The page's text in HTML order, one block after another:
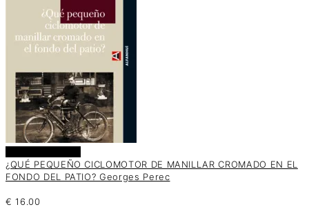
¿QUÉ PEQUEÑO CICLOMOTOR DE MANILLAR CROMADO EN EL
FONDO DEL PATIO? Georges Perec
€ 16.00